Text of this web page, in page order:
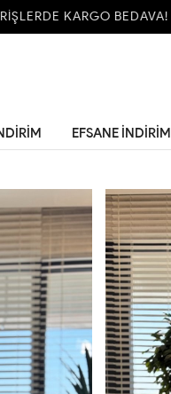
KARGO BEDAVA!
EFSANE İNDİRİM